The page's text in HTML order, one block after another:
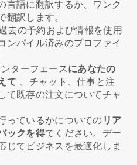
言語に翻訳するか、ワンク
翻訳します。
去の予約および情報を使用
ンパイル済みのプロファイ
ターフェース にあなたの
て 、チャット、仕事と注
て既存の注文についてチャ
っているかについての リア
ックを得てください。デー
じてビジネスを最適化しま